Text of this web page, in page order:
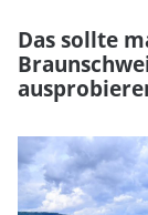
Das sollte